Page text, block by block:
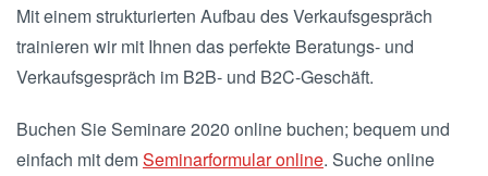
Mit einem strukturierten Aufbau des Verkaufsgespräch
trainieren wir mit Ihnen das perfekte Beratungs- und
Verkaufsgespräch im B2B- und B2C-Geschäft.
Buchen Sie Seminare 2020 online buchen; bequem und
einfach mit demSeminarformular online. Suche online